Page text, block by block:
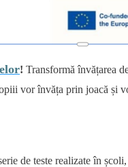
! Transformă învățarea
vor învăța prin joacă și
de teste realizate în școli,